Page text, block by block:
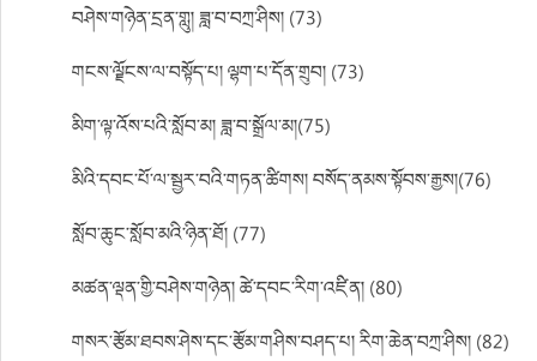
བཤེས་གཉེན་དྲན་གླུ། ཟླ་བ་བཀྲ་ཤིས། (73)
གངས་ལྗོངས་ལ་བསྟོད་པ། ལྷག་པ་དོན་གྲུབ། (73)
མིག་ལྟ་འོས་པའི་སློབ་མ། ཟླ་བ་སྒྲོལ་མ།(75)
མིའི་དབང་པོ་ལ་སྦྱར་བའི་གཏན་ཚིགས། བསོད་ནམས་སྟོབས་རྒྱས།(76)
སློབ་ཆུང་སློབ་མའི་ཉིན་ཐོ། (77)
མཚན་ལྡན་གྱི་བཤེས་གཉེན། ཚེ་དབང་རིག་འཛིན། (80)
གསར་རྩོམ་ཐབས་ཤེས་དང་རྩོམ་གཤིས་བཤད་པ། རིག་ཆེན་བཀྲ་ཤིས། (82)